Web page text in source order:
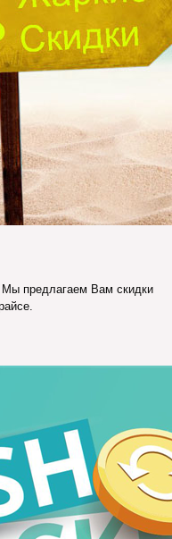
Мы предлагаем Вам скидки